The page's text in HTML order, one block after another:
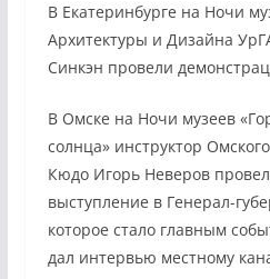
В Екатеринбурге на Ночи
Архитектуры и Дизайна
Синкэн провели
В Омске на Ночи музеев
солнца» инструктор
Кюдо Игорь Неверов
выступление в Генерал-
которое стало главным
дал интервью местному